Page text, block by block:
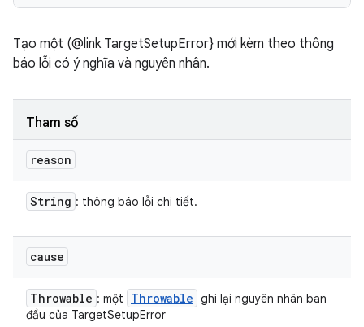
Tạo một (@link TargetSetupError} mới kèm theo thông
báo lỗi có ý nghĩa và nguyên nhân.
Tham số
reason
String : thông báo lỗi chi tiết.
cause
Throwable : một Throwable ghi lại nguyên nhân ban
đầu của TargetSetupError